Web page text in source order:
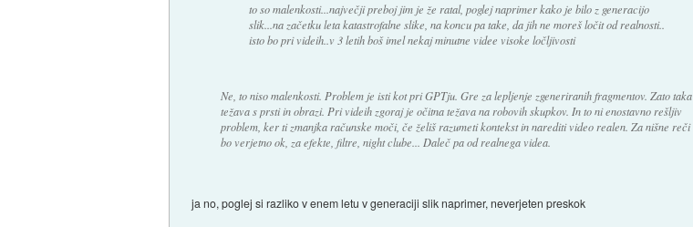
to so malenkosti...največji preboj jim je že ratal, poglej naprimer kako je bilo z generacijo
slik...na začetku leta katastrofalne slike, na koncu pa take, da jih ne moreš ločit od realnosti..
isto bo pri videih..v 3 letih boš imel nekaj minutne videe visoke ločljivosti
Ne, to niso malenkosti. Problem je isti kot pri GPTju. Gre za lepljenje zgeneriranih fragmentov. Zato taka
težava s prsti in obrazi. Pri videih zgoraj je očitna težava na robovih skupkov. In to ni enostavno rešljiv
problem, ker ti zmanjka računske moči, če želiš razumeti kontekst in narediti video realen. Za nišne reči
bo verjetno ok, za efekte, filtre, night clube... Daleč pa od realnega videa.
ja no, poglej si razliko v enem letu v generaciji slik naprimer, neverjeten preskok